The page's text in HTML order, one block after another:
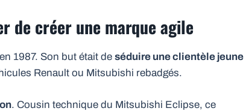
de créer une marque agile
1987. Son but était de séduire une clientèle jeune
Renault ou Mitsubishi rebadgés.
. Cousin technique du Mitsubishi Eclipse, ce